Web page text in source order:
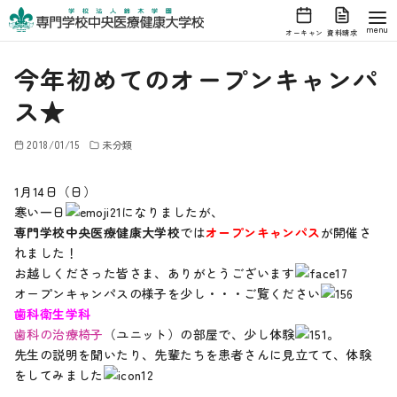
オーキャン 資料請求
今年初めてのオープンキャンパ
ス★
2018/01/15 未分類
1月14日（日）
寒い一日
になりましたが、
専門学校中央医療健康大学校ではオープンキャンパスが開催さ
れました！
お越しくださった皆さま、ありがとうございます
オープンキャンパスの様子を少し・・・ご覧ください
歯科衛生学科
歯科の治療椅子 （ユニット）の部屋で、少し体験
。
先生の説明を聞いたり、先輩たちを患者さんに見立てて、体験
をしてみました